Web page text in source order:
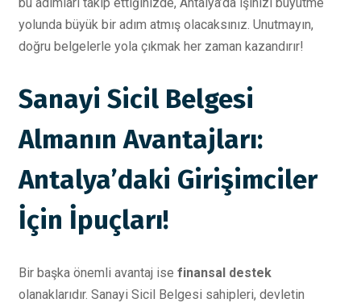
yolunda büyük bir adım atmış olacaksınız. Unutmayın,
doğru belgelerle yola çıkmak her zaman kazandırır!
Sanayi Sicil Belgesi
Almanın Avantajları:
Antalya’daki Girişimciler
İçin İpuçları!
Bir başka önemli avantaj ise finansal destek
olanaklarıdır. Sanayi Sicil Belgesi sahipleri, devletin